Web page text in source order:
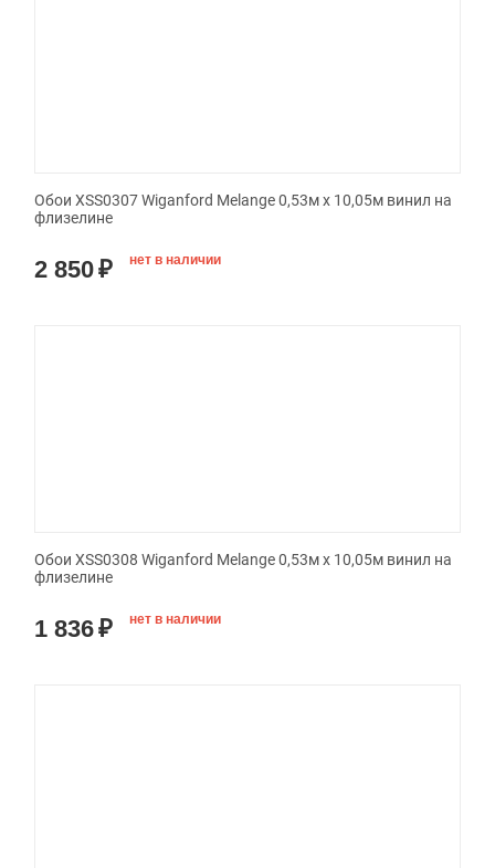
Обои XSS0307 Wiganford Melange 0,53м x 10,05м винил на
флизелине
2 850₽ нет в наличии
Обои XSS0308 Wiganford Melange 0,53м x 10,05м винил на
флизелине
1 836₽ нет в наличии